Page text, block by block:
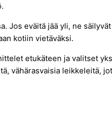
eväitä jää yli, ne
kotiin vietäväksi.
etukäteen ja valitset
vähärasvaisia leikkeleitä,